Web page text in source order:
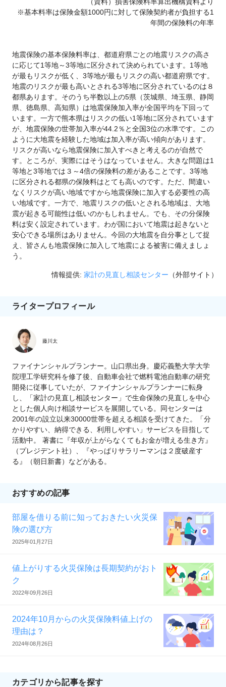
※基本料率は保険金額1000円に対して保険契約者が負担する1
年間の保険料の年率
地震保険の基本保険料率は、都道府県ごとの地震リスクの高さ
に応じて1等地～3等地に区分されて決められています。1等地
が最もリスクが低く、3等地が最もリスクの高い都道府県です。
地震のリスクが最も高いとされる3等地に区分されているのは８
都県あります。そのうち半数以上の5県（茨城県、埼玉県、静岡
県、徳島県、高知県）は地震保険加入率が全国平均を下回って
います。一方で熊本県はリスクの低い1等地に区分されています
が、地震保険の世帯加入率が44.2％と全国3位の水準です。この
ように大地震を経験した地域は加入率が高い傾向があります。
リスクが高いなら地震保険に加入すべきと考えるのが自然で
す。ところが、実際にはそうはなっていません。大きな問題は1
等地と3等地では３～4倍の保険料の差があることです。3等地
に区分される都県の保険料はとても高いのです。ただ、間違い
なくリスクが高い地域ですから地震保険に加入する必要性の高
い地域です。一方で、地震リスクの低いとされる地域は、大地
震が起きる可能性は低いのかもしれません。でも、その分保険
料は安く設定されています。わが国において地震は起きないと
安心できる場所はありません。今回の大地震を自分事として捉
え、皆さんも地震保険に加入して地震による被害に備えましょ
う。
情報提供: 家計の見直し相談センター （外部サイト）
ライタープロフィール
藤川太
ファイナンシャルプランナー。山口県出身。慶応義塾大学大学
院理工学研究科を修了後、自動車会社で燃料電池自動車の研究
開発に従事していたが、ファイナンシャルプランナーに転身
し、「家計の見直し相談センター」で生命保険の見直しを中心
とした個人向け相談サービスを展開している。同センターは
2001年の設立以来30000世帯を超える相談を受けてきた。「分
かりやすい、納得できる、利用しやすい」サービスを目指して
活動中。 著書に『年収が上がらなくてもお金が増える生き方』
（プレジデント社）、『やっぱりサラリーマンは２度破産す
る』（朝日新書）などがある。
おすすめの記事
部屋を借りる前に知っておきたい火災保
険の選び方
2025年01月27日
値上がりする火災保険は長期契約がおト
ク
2022年09月26日
2024年10月からの火災保険料値上げの
理由は？
2024年08月26日
カテゴリから記事を探す